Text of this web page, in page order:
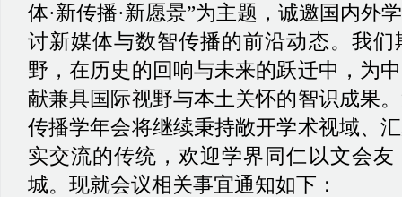
体·新传播·新愿景”为主题，诚邀国内外
讨新媒体与数智传播的前沿动态。我
野，在历史的回响与未来的跃迁中，为
献兼具国际视野与本土关怀的智识成果。
传播学年会将继续秉持敞开学术视域、
实交流的传统，欢迎学界同仁以文会
城。现就会议相关事宜通知如下 ：